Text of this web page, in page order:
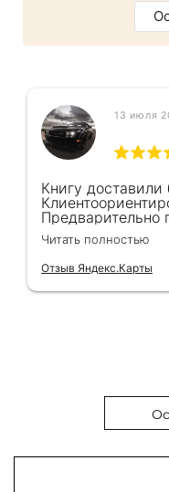
13 июля
Книгу доставили
Предварительно
книжку, быстро
подарочек)
Читать полностью
Отзыв Яндекс.Карты